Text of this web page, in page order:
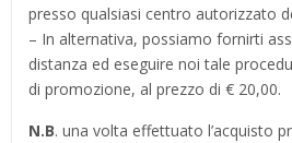
presso qualsiasi centro autorizzato
– In alternativa, possiamo fornirti
distanza ed eseguire noi tale
di promozione, al prezzo di € 20,00.
N.B. una volta effettuato l’acquisto